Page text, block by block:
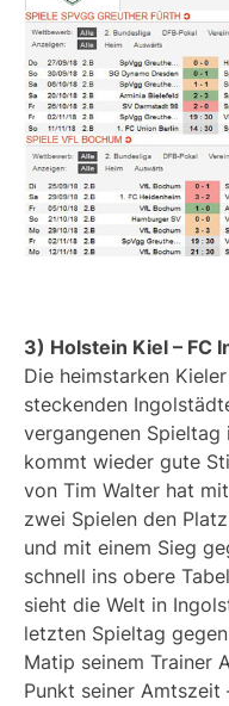
3) Holstein Kiel – FC
Die heimstarken
steckenden
vergangenen
kommt wieder gute
von Tim Walter hat
zwei Spielen den
und mit einem Sieg
schnell ins obere
sieht die Welt in
letzten Spieltag
Matip seinem Trainer
Punkt seiner